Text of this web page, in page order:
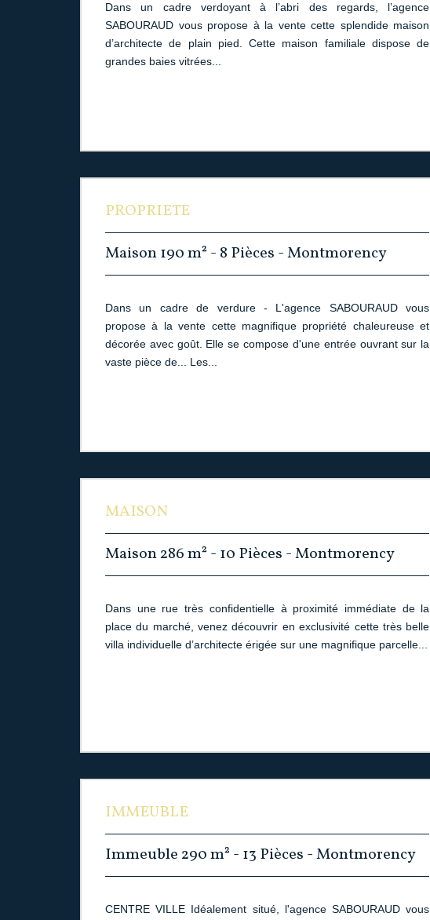
Dans un cadre verdoyant à l’abri des regards, l’agence
SABOURAUD vous propose à la vente cette splendide maison
d’architecte de plain pied. Cette maison familiale dispose de
grandes baies vitrées...
PROPRIETE
Maison 190 m² - 8 Pièces - Montmorency
Dans un cadre de verdure - L'agence SABOURAUD vous
propose à la vente cette magnifique propriété chaleureuse et
décorée avec goût. Elle se compose d'une entrée ouvrant sur la
vaste pièce de... Les...
MAISON
Maison 286 m² - 10 Pièces - Montmorency
Dans une rue très confidentielle à proximité immédiate de la
place du marché, venez découvrir en exclusivité cette très belle
villa individuelle d’architecte érigée sur une magnifique parcelle...
IMMEUBLE
Immeuble 290 m² - 13 Pièces - Montmorency
CENTRE VILLE Idéalement situé, l'agence SABOURAUD vous